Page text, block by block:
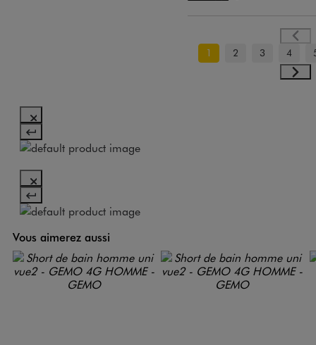
1 2 3 4
Vous aimerez aussi